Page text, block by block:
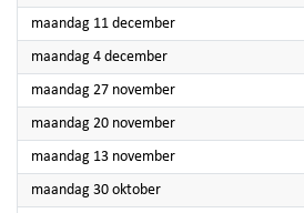
maandag 11 december2023
maandag 4 december2023
maandag 27 november2023
maandag 20 november2023
maandag 13 november2023
maandag 30 oktober2023